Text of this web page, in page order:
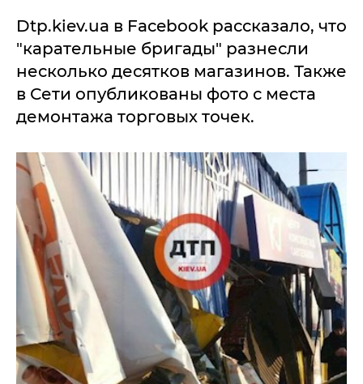
Dtp.kiev.ua в Facebook рассказало, что
"карательные бригады" разнесли
несколько десятков магазинов. Также
в Сети опубликованы фото с места
демонтажа торговых точек.